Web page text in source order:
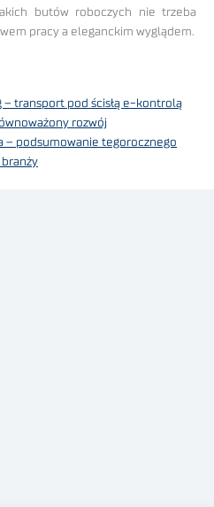
butów roboczych nie trzeba
pracy a eleganckim wyglądem.
– transport pod ścisłą e-kontrolą
rozwój
– podsumowanie tegorocznego